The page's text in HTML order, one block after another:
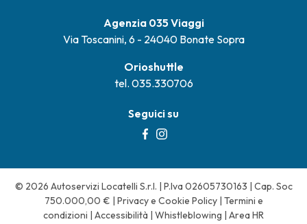
Agenzia 035 Viaggi
Via Toscanini, 6 - 24040 Bonate Sopra
Orioshuttle
tel. 035.330706
Seguici su
© 2026 Autoservizi Locatelli S.r.l. | P.Iva 02605730163 | Cap. Soc
750.000,00 € | Privacy e Cookie Policy| Termini e
condizioni | Accessibilità | Whistleblowing | Area HR